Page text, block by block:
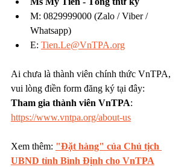
M: 0829999000 (Zalo / Viber /
Whatsapp)
E: Tien.Le@VnTPA.org
Ai chưa là thành viên chính thức VnTPA,
vui lòng điền form đăng ký tại đây:
Tham gia thành viên VnTPA:
https://www.vntpa.org/about-us
Xem thêm: "Đặt hàng" của Chủ tịch
UBND tỉnh Bình Định cho VnTPA